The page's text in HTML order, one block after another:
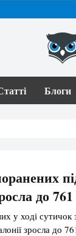
Блоги
до 761
у ході
зросла до